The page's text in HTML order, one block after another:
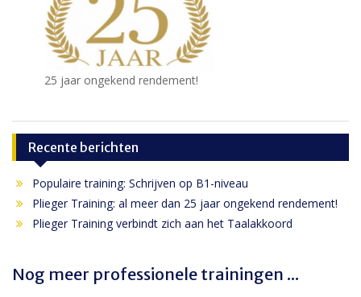
25 jaar ongekend rendement!
Recente berichten
Populaire training: Schrijven op B1-niveau
Plieger Training: al meer dan 25 jaar ongekend rendement!
Plieger Training verbindt zich aan het Taalakkoord
Nog meer professionele trainingen ...